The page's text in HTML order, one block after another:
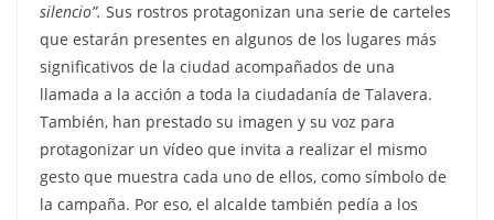
silencio”. Sus rostros protagonizan una serie de carteles
que estarán presentes en algunos de los lugares más
significativos de la ciudad acompañados de una
llamada a la acción a toda la ciudadanía de Talavera.
También, han prestado su imagen y su voz para
protagonizar un vídeo que invita a realizar el mismo
gesto que muestra cada uno de ellos, como símbolo de
la campaña. Por eso, el alcalde también pedía a los